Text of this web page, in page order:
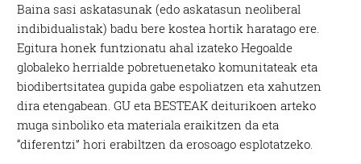
Baina sasi askatasunak (edo askatasun neoliberal
indibidualistak) badu bere kostea hortik haratago ere.
Egitura honek funtzionatu ahal izateko Hegoalde
globaleko herrialde pobretuenetako komunitateak eta
biodibertsitatea gupida gabe espoliatzen eta xahutzen
dira etengabean. GU eta BESTEAK deiturikoen arteko
muga sinboliko eta materiala eraikitzen da eta
“diferentzi” hori erabiltzen da erosoago esplotatzeko.